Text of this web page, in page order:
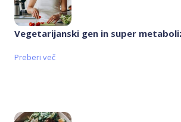
Vegetarijanski gen in super
Preberi več